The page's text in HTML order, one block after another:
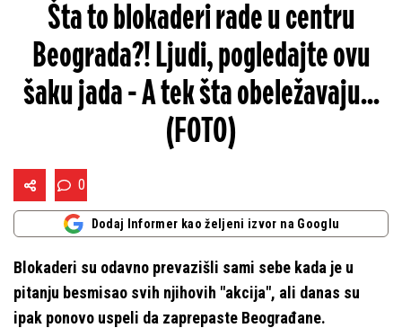
Šta to blokaderi rade u centru
Beograda?! Ljudi, pogledajte ovu
šaku jada - A tek šta obeležavaju...
(FOTO)
0
Dodaj Informer kao željeni izvor na Googlu
Blokaderi su odavno prevazišli sami sebe kada je u
pitanju besmisao svih njihovih "akcija", ali danas su
ipak ponovo uspeli da zaprepaste Beograđane.